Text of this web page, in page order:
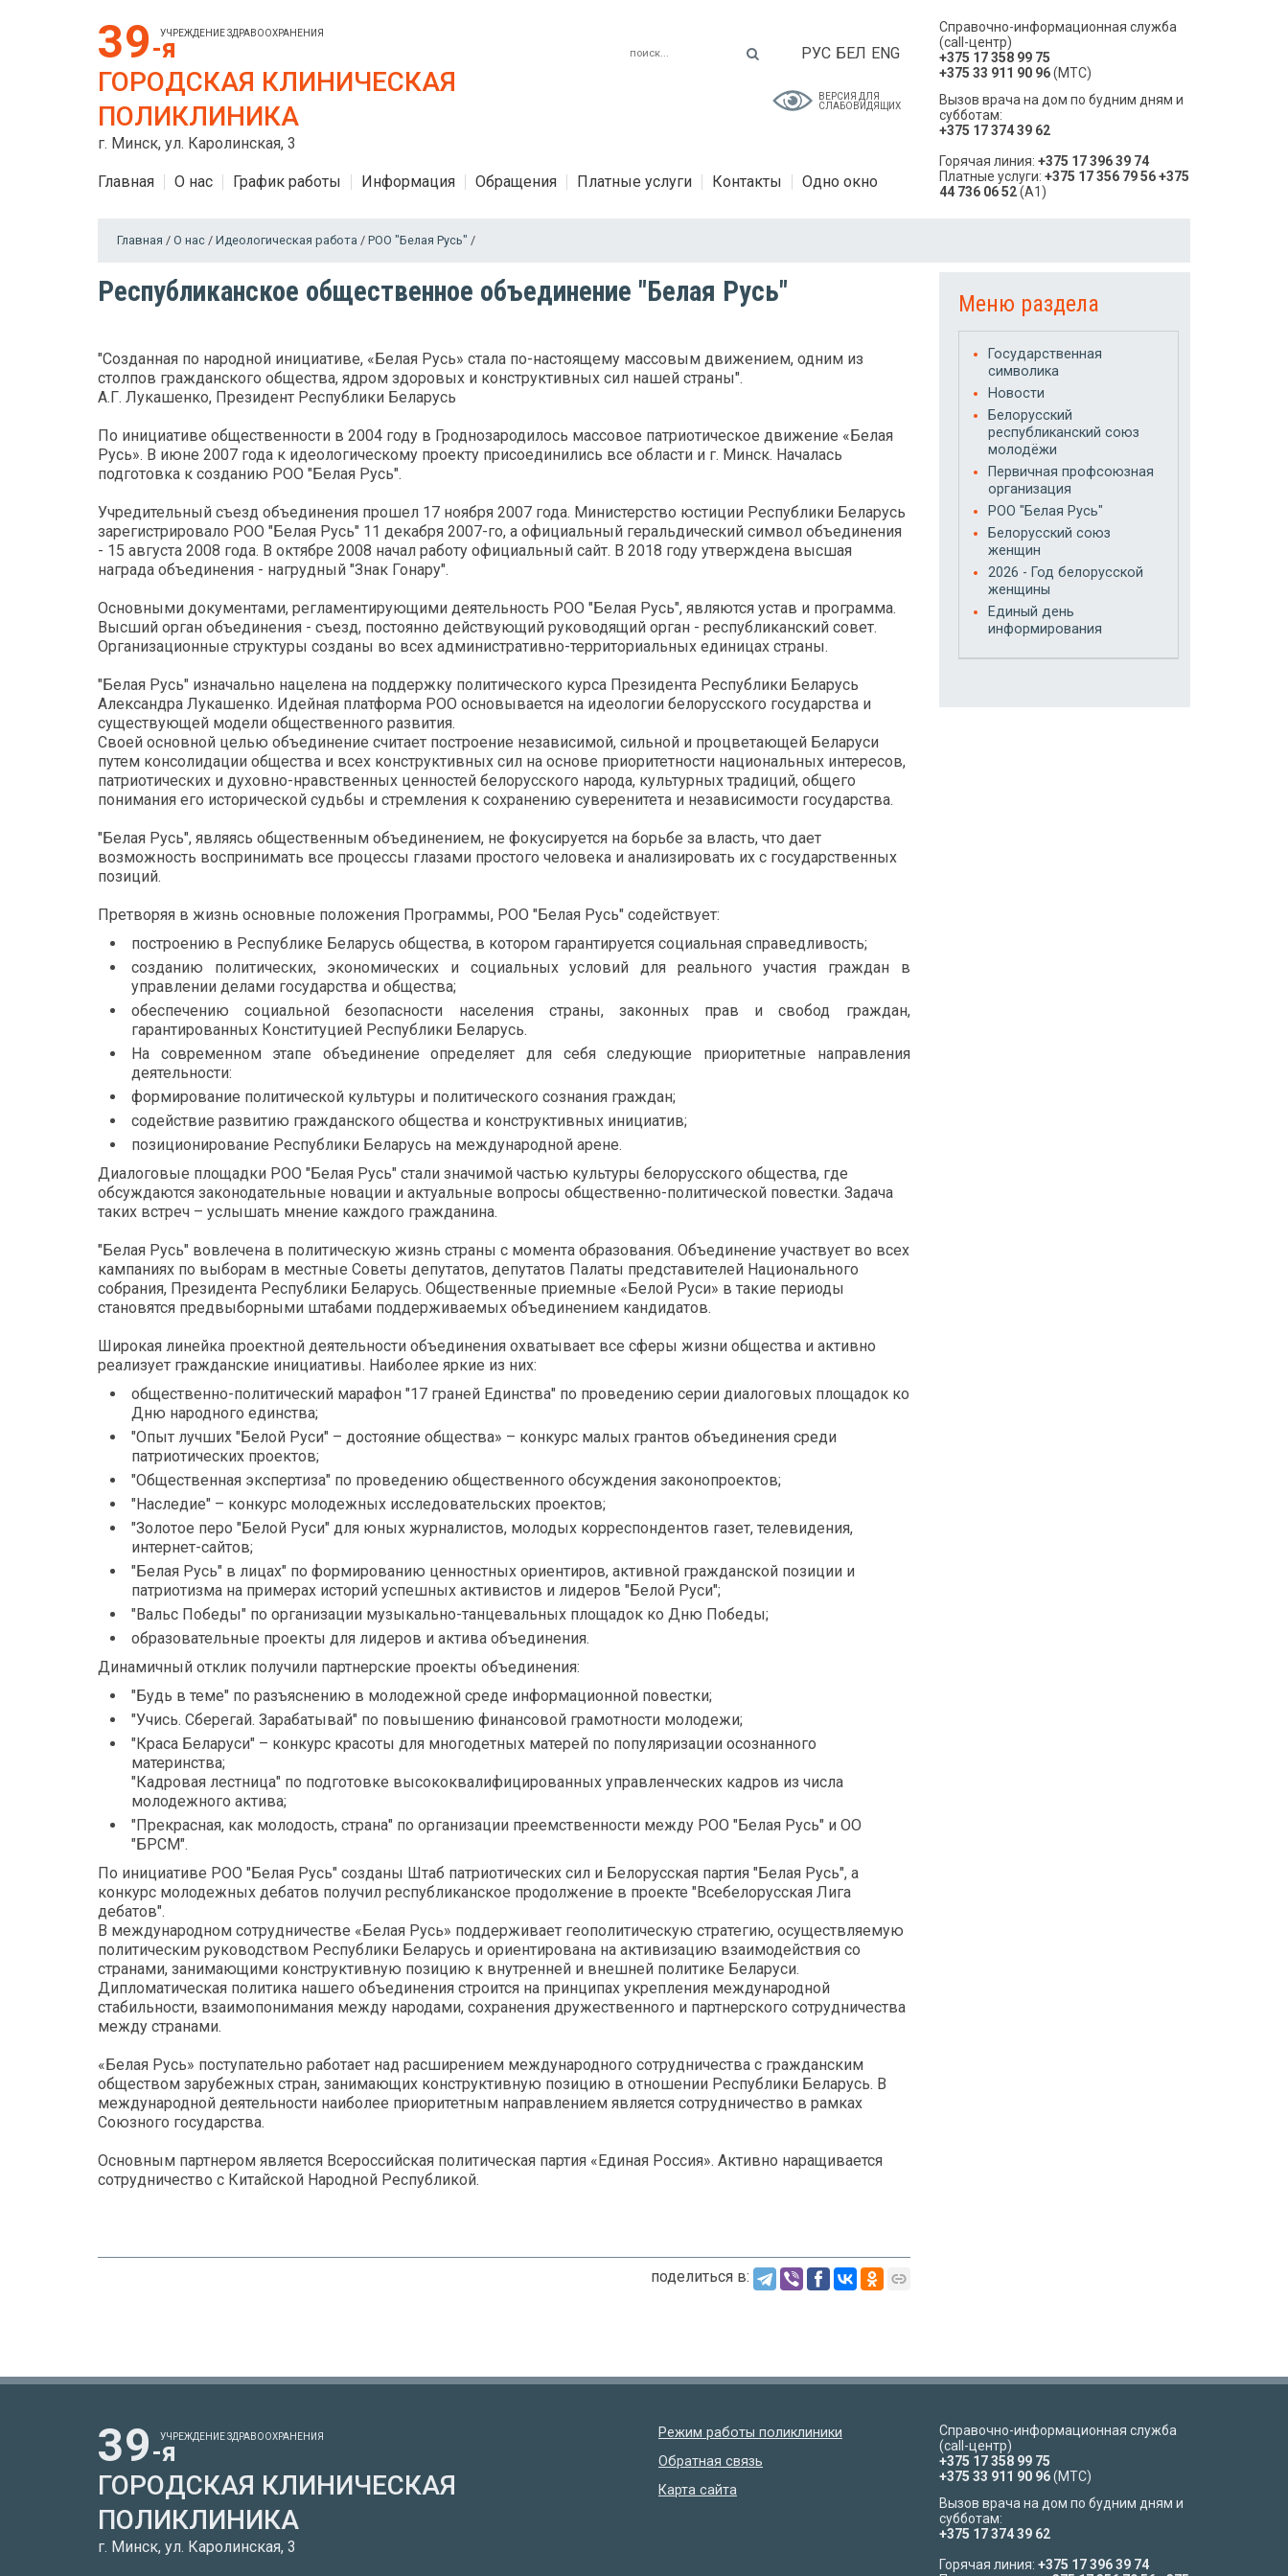
РУС БЕЛ ENG
ВЕРСИЯ ДЛЯ
СЛАБОВИДЯЩИХ
39-я
УЧРЕЖДЕНИЕ ЗДРАВООХРАНЕНИЯ
ГОРОДСКАЯ КЛИНИЧЕСКАЯ
ПОЛИКЛИНИКА
г. Минск, ул. Каролинская, 3
Главная О нас График работы Информация Обращения Платные услуги Контакты Одно окно
Справочно-информационная служба
(call-центр)
+375 17 358 99 75
+375 33 911 90 96(МТС)
Вызов врача на дом по будним дням и
субботам:
+375 17 374 39 62
Горячая линия: +375 17 396 39 74
Платные услуги: +375 17 356 79 56 +375
44 736 06 52(A1)
Главная / О нас / Идеологическая работа / РОО "Белая Русь" /
Республиканское общественное объединение "Белая Русь"
"Созданная по народной инициативе, «Белая Русь» стала по-настоящему массовым движением, одним из
столпов гражданского общества, ядром здоровых и конструктивных сил нашей страны".
А.Г. Лукашенко, Президент Республики Беларусь
По инициативе общественности в 2004 году в Гроднозародилось массовое патриотическое движение «Белая
Русь». В июне 2007 года к идеологическому проекту присоединились все области и г. Минск. Началась
подготовка к созданию РОО "Белая Русь".
Учредительный съезд объединения прошел 17 ноября 2007 года. Министерство юстиции Республики Беларусь
зарегистрировало РОО "Белая Русь" 11 декабря 2007-го, а официальный геральдический символ объединения
- 15 августа 2008 года. В октябре 2008 начал работу официальный сайт. В 2018 году утверждена высшая
награда объединения - нагрудный "Знак Гонару".
Основными документами, регламентирующими деятельность РОО "Белая Русь", являются устав и программа.
Высший орган объединения - съезд, постоянно действующий руководящий орган - республиканский совет.
Организационные структуры созданы во всех административно-территориальных единицах страны.
"Белая Русь" изначально нацелена на поддержку политического курса Президента Республики Беларусь
Александра Лукашенко. Идейная платформа РОО основывается на идеологии белорусского государства и
существующей модели общественного развития.
Своей основной целью объединение считает построение независимой, сильной и процветающей Беларуси
путем консолидации общества и всех конструктивных сил на основе приоритетности национальных интересов,
патриотических и духовно-нравственных ценностей белорусского народа, культурных традиций, общего
понимания его исторической судьбы и стремления к сохранению суверенитета и независимости государства.
"Белая Русь", являясь общественным объединением, не фокусируется на борьбе за власть, что дает
возможность воспринимать все процессы глазами простого человека и анализировать их с государственных
позиций.
Претворяя в жизнь основные положения Программы, РОО "Белая Русь" содействует:
построению в Республике Беларусь общества, в котором гарантируется социальная справедливость;
созданию политических, экономических и социальных условий для реального участия граждан в
управлении делами государства и общества;
обеспечению социальной безопасности населения страны, законных прав и свобод граждан,
гарантированных Конституцией Республики Беларусь.
На современном этапе объединение определяет для себя следующие приоритетные направления
деятельности:
формирование политической культуры и политического сознания граждан;
содействие развитию гражданского общества и конструктивных инициатив;
позиционирование Республики Беларусь на международной арене.
Диалоговые площадки РОО "Белая Русь" стали значимой частью культуры белорусского общества, где
обсуждаются законодательные новации и актуальные вопросы общественно-политической повестки. Задача
таких встреч – услышать мнение каждого гражданина.
"Белая Русь" вовлечена в политическую жизнь страны с момента образования. Объединение участвует во всех
кампаниях по выборам в местные Советы депутатов, депутатов Палаты представителей Национального
собрания, Президента Республики Беларусь. Общественные приемные «Белой Руси» в такие периоды
становятся предвыборными штабами поддерживаемых объединением кандидатов.
Широкая линейка проектной деятельности объединения охватывает все сферы жизни общества и активно
реализует гражданские инициативы. Наиболее яркие из них:
общественно-политический марафон "17 граней Единства" по проведению серии диалоговых площадок ко
Дню народного единства;
"Опыт лучших "Белой Руси" – достояние общества» – конкурс малых грантов объединения среди
патриотических проектов;
"Общественная экспертиза" по проведению общественного обсуждения законопроектов;
"Наследие" – конкурс молодежных исследовательских проектов;
"Золотое перо "Белой Руси" для юных журналистов, молодых корреспондентов газет, телевидения,
интернет-сайтов;
"Белая Русь" в лицах" по формированию ценностных ориентиров, активной гражданской позиции и
патриотизма на примерах историй успешных активистов и лидеров "Белой Руси";
"Вальс Победы" по организации музыкально-танцевальных площадок ко Дню Победы;
образовательные проекты для лидеров и актива объединения.
Динамичный отклик получили партнерские проекты объединения:
"Будь в теме" по разъяснению в молодежной среде информационной повестки;
"Учись. Сберегай. Зарабатывай" по повышению финансовой грамотности молодежи;
"Краса Беларуси" – конкурс красоты для многодетных матерей по популяризации осознанного
материнства;
"Кадровая лестница" по подготовке высококвалифицированных управленческих кадров из числа
молодежного актива;
"Прекрасная, как молодость, страна" по организации преемственности между РОО "Белая Русь" и ОО
"БРСМ".
По инициативе РОО "Белая Русь" созданы Штаб патриотических сил и Белорусская партия "Белая Русь", а
конкурс молодежных дебатов получил республиканское продолжение в проекте "Всебелорусская Лига
дебатов".
В международном сотрудничестве «Белая Русь» поддерживает геополитическую стратегию, осуществляемую
политическим руководством Республики Беларусь и ориентирована на активизацию взаимодействия со
странами, занимающими конструктивную позицию к внутренней и внешней политике Беларуси.
Дипломатическая политика нашего объединения строится на принципах укрепления международной
стабильности, взаимопонимания между народами, сохранения дружественного и партнерского сотрудничества
между странами.
«Белая Русь» поступательно работает над расширением международного сотрудничества с гражданским
обществом зарубежных стран, занимающих конструктивную позицию в отношении Республики Беларусь. В
международной деятельности наиболее приоритетным направлением является сотрудничество в рамках
Союзного государства.
Основным партнером является Всероссийская политическая партия «Единая Россия». Активно наращивается
сотрудничество с Китайской Народной Республикой.
поделиться в:
Меню раздела
Государственная
символика
Новости
Белорусский
республиканский союз
молодёжи
Первичная профсоюзная
организация
РОО "Белая Русь"
Белорусский союз
женщин
2026 - Год белорусской
женщины
Единый день
информирования
39-я
УЧРЕЖДЕНИЕ ЗДРАВООХРАНЕНИЯ
ГОРОДСКАЯ КЛИНИЧЕСКАЯ
ПОЛИКЛИНИКА
г. Минск, ул. Каролинская, 3
Режим работы поликлиники
Обратная связь
Карта сайта
Справочно-информационная служба
(call-центр)
+375 17 358 99 75
+375 33 911 90 96(МТС)
Вызов врача на дом по будним дням и
субботам:
+375 17 374 39 62
Горячая линия: +375 17 396 39 74